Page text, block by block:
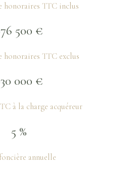
honoraires TTC inclus
500 €
honoraires TTC exclus
000 €
à la charge acquéreur
5 %
annuelle